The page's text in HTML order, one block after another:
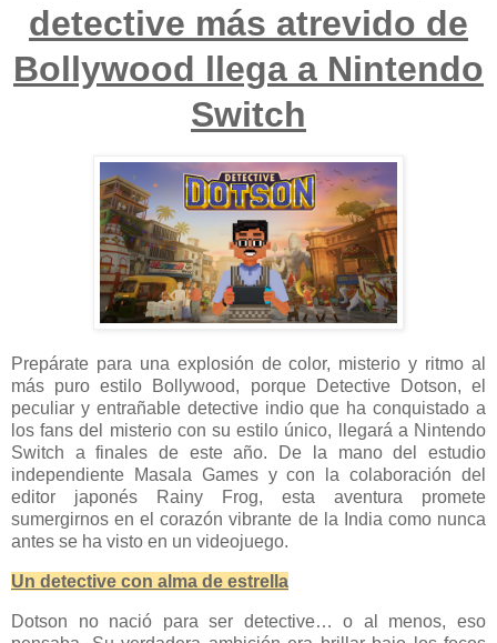
detective más atrevido de
Bollywood llega a Nintendo
Switch
Prepárate para una explosión de color, misterio y ritmo al
más puro estilo Bollywood, porque Detective Dotson, el
peculiar y entrañable detective indio que ha conquistado a
los fans del misterio con su estilo único, llegará a Nintendo
Switch a finales de este año. De la mano del estudio
independiente Masala Games y con la colaboración del
editor japonés Rainy Frog, esta aventura promete
sumergirnos en el corazón vibrante de la India como nunca
antes se ha visto en un videojuego.
Un detective con alma de estrella
Dotson no nació para ser detective… o al menos, eso